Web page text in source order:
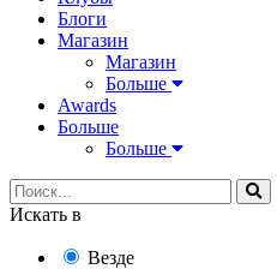
Блоги
Магазин
Магазин
Больше
Awards
Больше
Больше
Искать в
Везде